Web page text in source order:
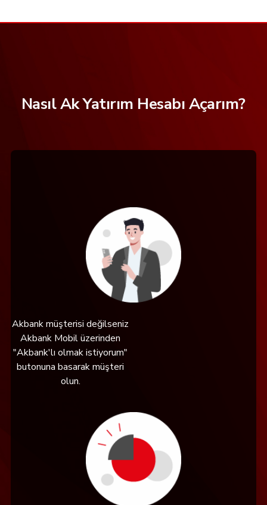
Nasıl Ak Yatırım Hesabı Açarım?
Akbank müşterisi değilseniz
Akbank Mobil üzerinden
"Akbank'lı olmak istiyorum"
butonuna basarak müşteri
olun.